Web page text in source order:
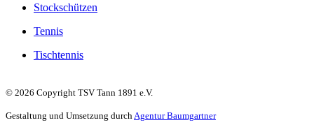
Stockschützen
Tennis
Tischtennis
© 2026 Copyright TSV Tann 1891 e.V.
Gestaltung und Umsetzung durchAgentur Baumgartner